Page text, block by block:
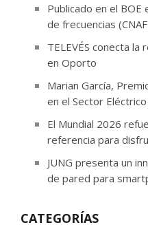
Publicado en el BOE
de frecuencias
TELEVÉS conecta la
en Oporto
Marian García,
en el Sector Eléctrico
El Mundial 2026
referencia para
JUNG presenta un
de pared para
CATEGORÍAS